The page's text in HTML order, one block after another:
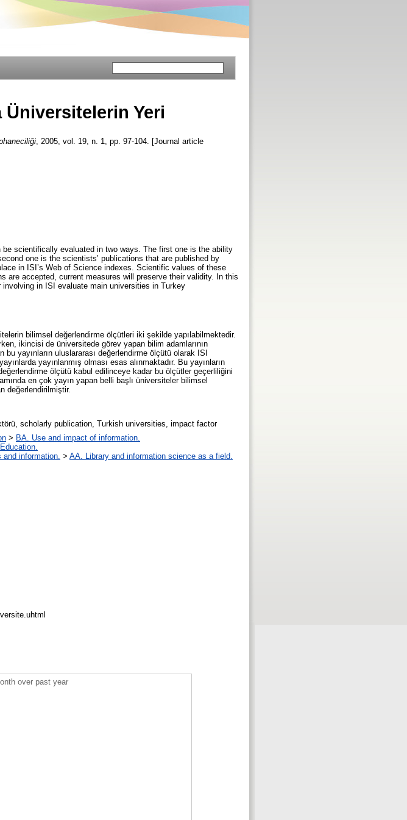
Yeri
, 2005, vol. 19, n. 1, pp. 97-104. [Journal article
scientifically evaluated in two ways. The first one is the ability
one is the scientists’ publications that are published by
in ISI’s Web of Science indexes. Scientific values of these
are accepted, current measures will preserve their validity. In this
in ISI evaluate main universities in Turkey
bilimsel değerlendirme ölçütleri iki şekilde yapılabilmektedir.
ikincisi de üniversitede görev yapan bilim adamlarının
bu yayınların uluslararası değerlendirme ölçütü olarak ISI
yayınlanmış olması esas alınmaktadır. Bu yayınların
ölçütü kabul edilinceye kadar bu ölçütler geçerliliğini
en çok yayın yapan belli başlı üniversiteler bilimsel
değerlendirilmiştir.
scholarly publication, Turkish universities, impact factor
> BA. Use and impact of information.
information. > AA. Library and information science as a field.
over past year